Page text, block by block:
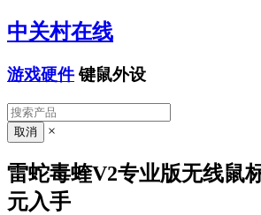
中关村在线
游戏硬件 键鼠外设
×
雷蛇毒蝰V2专业版无线鼠
元入手